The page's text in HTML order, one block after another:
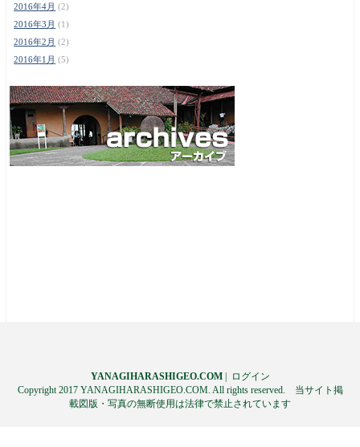
2016年4月 (2)
2016年3月 (1)
2016年2月 (2)
2016年1月 (5)
YANAGIHARASHIGEO.COM|
ログイン
Copyright 2017 YANAGIHARASHIGEO.COM. All rights reserved. 当サイト掲
載図版・写真の無断使用は法律で禁止されています